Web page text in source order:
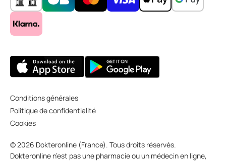
Conditions générales
Politique de confidentialité
Cookies
© 2026 Dokteronline (France). Tous droits réservés.
Dokteronline n’est pas une pharmacie ou un médecin en ligne,